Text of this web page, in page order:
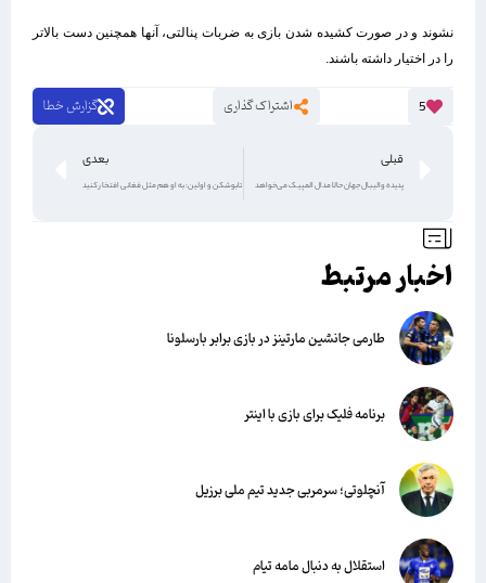
نشوند و در صورت کشیده شدن بازی به ضربات پنالتی، آنها همچنین دست بالاتر
را در اختیار داشته باشند.
5 اشتراک گذاری گزارش خطا
قبلی
پدیده والیبال جهان حالا مدال المپیک می‌خواهد
بعدی
تابوشکن و اولین: به او هم مثل فغانی افتخار کنید
اخبار مرتبط
طارمی جانشین مارتینز در بازی برابر بارسلونا
برنامه فلیک برای بازی با اینتر
آنچلوتی؛ سرمربی جدید تیم ملی برزیل
استقلال به دنبال مامه تیام